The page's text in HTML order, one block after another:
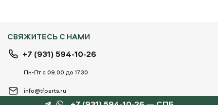
СВЯЖИТЕСЬ С НАМИ
+7 (931) 594-10-26
Пн-Пт с 09.00 до 17.30
info@tfparts.ru